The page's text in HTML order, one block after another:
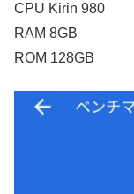
CPU Kirin 980
RAM 8GB
ROM 128GB